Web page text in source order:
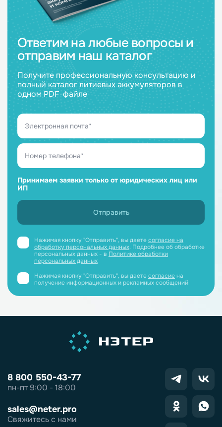
Ответим на любые вопросы и
отправим наш каталог
Получите профессиональную консультацию и
полный каталог литиевых аккумуляторов в
одном PDF-файле
Принимаем заявки только от юридических лиц или
ИП
Нажимая кнопку "Отправить", вы даетесогласие на
обработку персональных данных. Подробнее об обработке
персональных данных - в Политике обработки
персональных данных
Нажимая кнопку "Отправить", вы даетесогласиена
получение информационных и рекламных сообщений
8 800 550-43-77
пн-пт 9:00 - 18:00
sales@neter.pro
Свяжитесь с нами